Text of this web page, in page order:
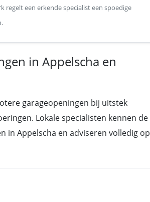
regelt een erkende specialist een spoedige
in Appelscha en
garageopeningen bij uitstek
Lokale specialisten kennen de
in Appelscha en adviseren volledig op